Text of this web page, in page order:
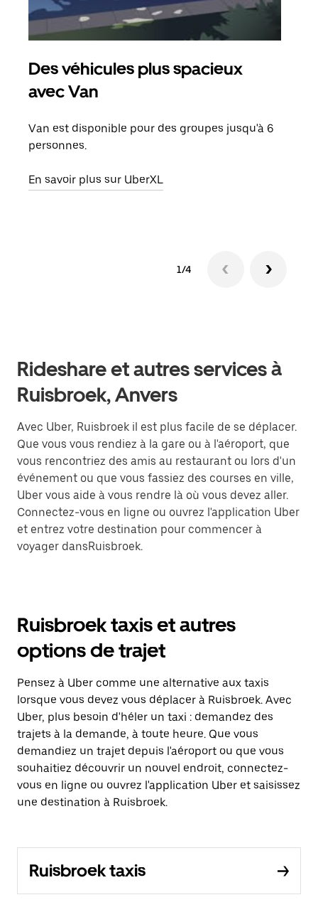
Des véhicules plus spacieux
avec Van
Van est disponible pour des groupes jusqu'à 6
personnes.
En savoir plus sur UberXL
1/4
Rideshare et autres services à
Ruisbroek, Anvers
Avec Uber, Ruisbroek il est plus facile de se déplacer.
Que vous vous rendiez à la gare ou à l'aéroport, que
vous rencontriez des amis au restaurant ou lors d'un
événement ou que vous fassiez des courses en ville,
Uber vous aide à vous rendre là où vous devez aller.
Connectez-vous en ligne ou ouvrez l'application Uber
et entrez votre destination pour commencer à
voyager dansRuisbroek.
Ruisbroek taxis et autres
options de trajet
Pensez à Uber comme une alternative aux taxis
lorsque vous devez vous déplacer à Ruisbroek. Avec
Uber, plus besoin d'héler un taxi : demandez des
trajets à la demande, à toute heure. Que vous
demandiez un trajet depuis l'aéroport ou que vous
souhaitiez découvrir un nouvel endroit, connectez-
vous en ligne ou ouvrez l'application Uber et saisissez
une destination à Ruisbroek.
Ruisbroek taxis